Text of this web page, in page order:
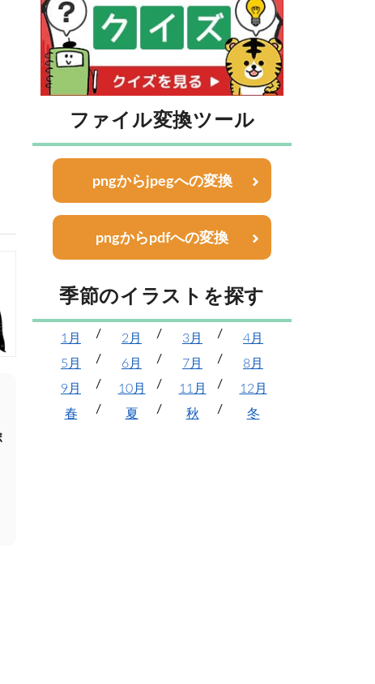
ファイル変換ツール
pngからjpegへの変換
pngからpdfへの変換
季節のイラストを探す
1月 2月 3月
4月
5月
6月 7月
8月
9月
10月 11月
12月
春
夏 秋 冬